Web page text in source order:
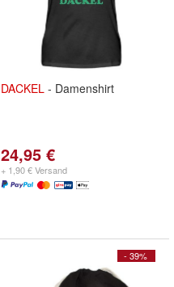
DACKEL - Damenshirt
24,95 €
+ 1,90 € Versand
- 39%